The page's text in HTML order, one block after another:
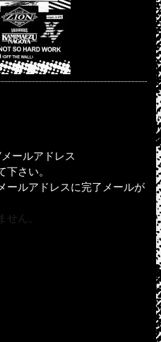
ールアドレス
さい。
ールアドレスに完了メールが
ん。